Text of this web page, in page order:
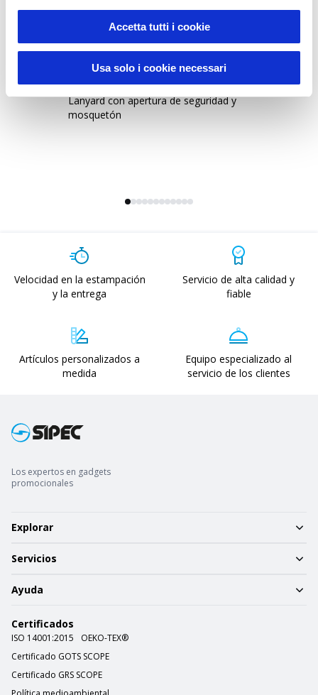
Accetta tutti i cookie
Usa solo i cookie necessari
17461
Lanyard con apertura de seguridad y
mosquetón
Velocidad en la estampación
y la entrega
Servicio de alta calidad y
fiable
Artículos personalizados a
medida
Equipo especializado al
servicio de los clientes
Los expertos en gadgets
promocionales
Explorar
Servicios
Ayuda
Certificados
ISO 14001:2015
OEKO-TEX®
Certificado GOTS SCOPE
Certificado GRS SCOPE